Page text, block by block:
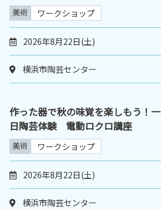
美術 ワークショップ
2026年8月22日(土)
横浜市陶芸センター
作った器で秋の味覚を楽しもう！一
日陶芸体験 電動ロクロ講座
美術 ワークショップ
2026年8月22日(土)
横浜市陶芸センター